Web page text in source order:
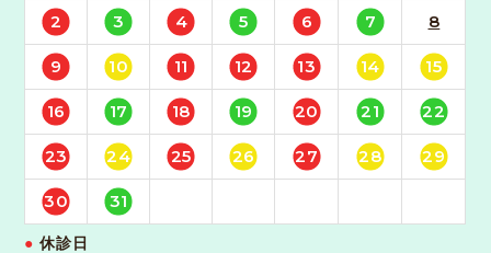
2 3 4 5 6 7 8
9 10 11 12 13 14 15
16 17 18 19 20 21 22
23 24 25 26 27 28 29
30 31
● 休診日